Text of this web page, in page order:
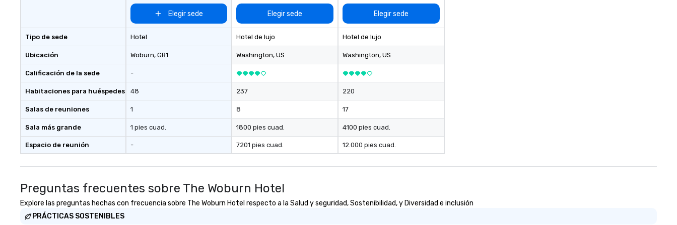
reliable execution.
Tipo de sede
Ubicación
Calificación de la sede
Habitaciones para huéspedes
Salas de reuniones
Sala más grande
Espacio de reunión
Elegir sede
Hotel
Woburn, GB1
-
48
1
1 pies cuad.
-
Elegir sede
Hotel de lujo
Washington, US
237
8
1800 pies cuad.
7201 pies cuad.
Elegir sede
Hotel de lujo
Washington, US
220
17
4100 pies cuad.
12.000 pies cuad.
Preguntas frecuentes sobre The Woburn Hotel
Explore las preguntas hechas con frecuencia sobre The Woburn Hotel respecto a la Salud y seguridad, Sostenibilidad, y Diversidad e inclusión
PRÁCTICAS SOSTENIBLES